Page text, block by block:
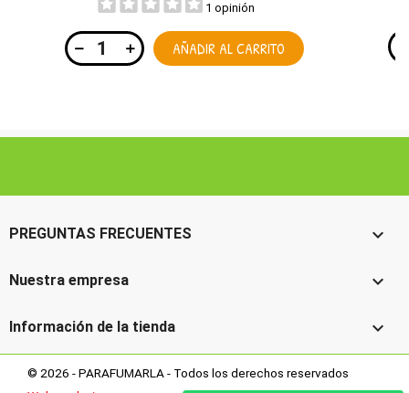
1 opinión
AÑADIR AL CARRITO
PREGUNTAS FRECUENTES 
Nuestra empresa 
Información de la tienda 
© 2026 - PARAFUMARLA - Todos los derechos reservados